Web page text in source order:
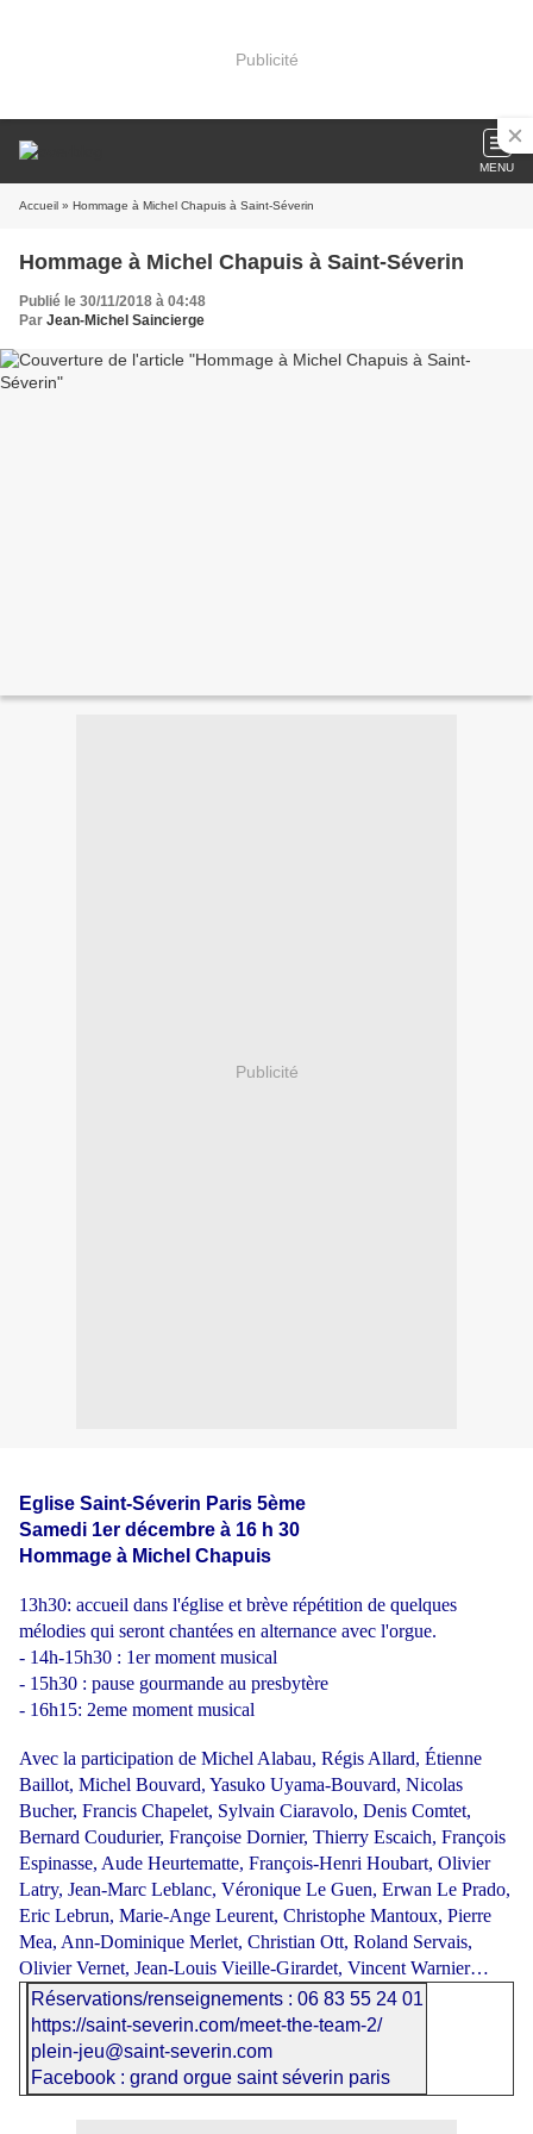
Publicité
MENU
Accueil » Hommage à Michel Chapuis à Saint-Séverin
Hommage à Michel Chapuis à Saint-Séverin
Publié le 30/11/2018 à 04:48
Par Jean-Michel Saincierge
Publicité
Eglise Saint-Séverin Paris 5ème
Samedi 1er décembre à 16 h 30
Hommage à Michel Chapuis
13h30: accueil dans l'église et brève répétition de quelques
mélodies qui seront chantées en alternance avec l'orgue.
- 14h-15h30 : 1er moment musical
- 15h30 : pause gourmande au presbytère
- 16h15: 2eme moment musical
Avec la participation de Michel Alabau, Régis Allard, Étienne
Baillot, Michel Bouvard, Yasuko Uyama-Bouvard, Nicolas
Bucher, Francis Chapelet, Sylvain Ciaravolo, Denis Comtet,
Bernard Coudurier, Françoise Dornier, Thierry Escaich, François
Espinasse, Aude Heurtematte, François-Henri Houbart, Olivier
Latry, Jean-Marc Leblanc, Véronique Le Guen, Erwan Le Prado,
Eric Lebrun, Marie-Ange Leurent, Christophe Mantoux, Pierre
Mea, Ann-Dominique Merlet, Christian Ott, Roland Servais,
Olivier Vernet, Jean-Louis Vieille-Girardet, Vincent Warnier…
Réservations/renseignements : 06 83 55 24 01
https://saint-severin.com/meet-the-team-2/
plein-jeu@saint-severin.com
Facebook : grand orgue saint séverin paris